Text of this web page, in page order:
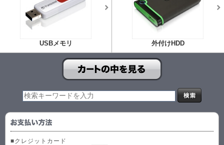
USBメモリ 外付けHDD
■クレジットカード